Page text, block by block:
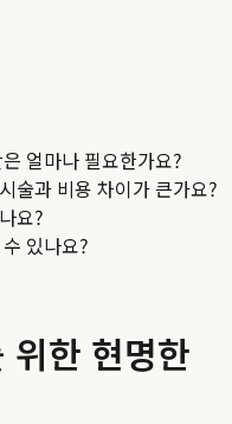
얼마나 필요한가요?
술과 비용 차이가 큰가요?
요?
있나요?
위한 현명한